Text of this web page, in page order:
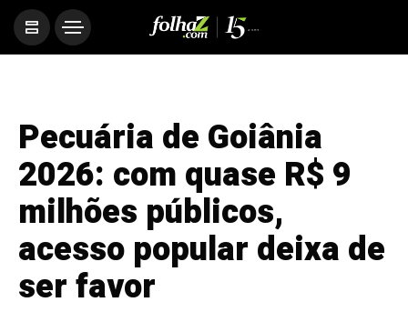
Pecuária de Goiânia
2026: com quase R$ 9
milhões públicos,
acesso popular deixa de
ser favor